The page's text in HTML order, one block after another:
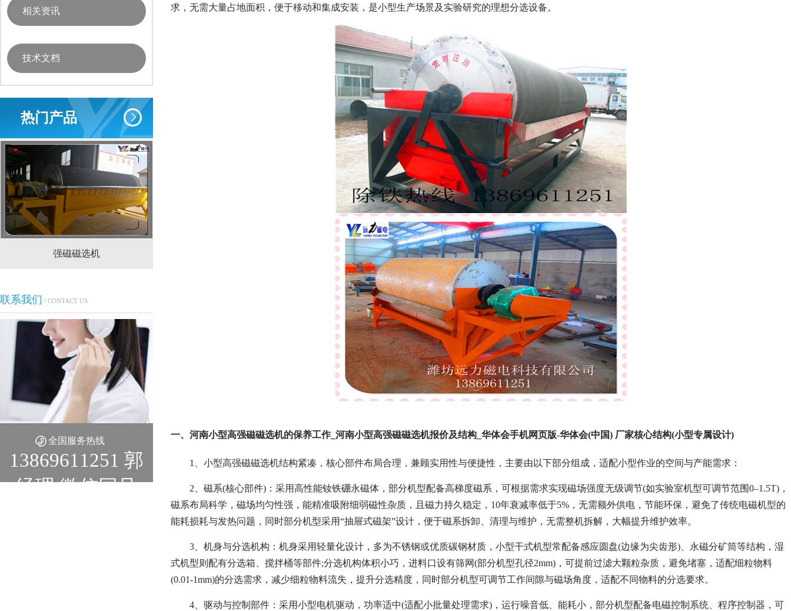
相关资讯
技术文档
热门产品
强磁磁选机 稀土永磁辊式强磁选机 RCT系列全磁永磁滚筒
联系我们 / CONTACT US
全国服务热线
13869611251 郭
经理 微信同号
求，无需大量占地面积，便于移动和集成安装，是小型生产场景及实验研究的理想分选设备。
一、河南小型高强磁磁选机的保养工作_河南小型高强磁磁选机报价及结构_华体会手机网页版-华体会(中国) 厂家核心结构(小型专属设计)
1、小型高强磁磁选机结构紧凑，核心部件布局合理，兼顾实用性与便捷性，主要由以下部分组成，适配小型作业的空间与产能需求：
2、磁系(核心部件)：采用高性能钕铁硼永磁体，部分机型配备高梯度磁系，可根据需求实现磁场强度无级调节(如实验室机型可调节范围0–1.5T)，
磁系布局科学，磁场均匀性强，能精准吸附细弱磁性杂质，且磁力持久稳定，10年衰减率低于5%，无需额外供电，节能环保，避免了传统电磁机型的
能耗损耗与发热问题，同时部分机型采用“抽屉式磁架”设计，便于磁系拆卸、清理与维护，无需整机拆解，大幅提升维护效率。
3、机身与分选机构：机身采用轻量化设计，多为不锈钢或优质碳钢材质，小型干式机型常配备感应圆盘(边缘为尖齿形)、永磁分矿筒等结构，湿
式机型则配有分选箱、搅拌桶等部件;分选机构体积小巧，进料口设有筛网(部分机型孔径2mm)，可提前过滤大颗粒杂质，避免堵塞，适配细粒物料
(0.01-1mm)的分选需求，减少细粒物料流失，提升分选精度，同时部分机型可调节工作间隙与磁场角度，适配不同物料的分选要求。
4、驱动与控制部件：采用小型电机驱动，功率适中(适配小批量处理需求)，运行噪音低、能耗小，部分机型配备电磁控制系统、程序控制器，可